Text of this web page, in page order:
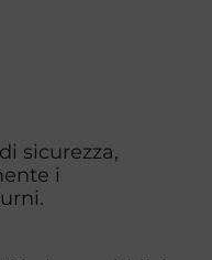
sicurezza,
i